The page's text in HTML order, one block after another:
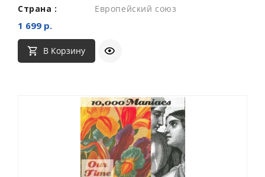
Страна :
Европейский союз
1 699 р.
В Корзину